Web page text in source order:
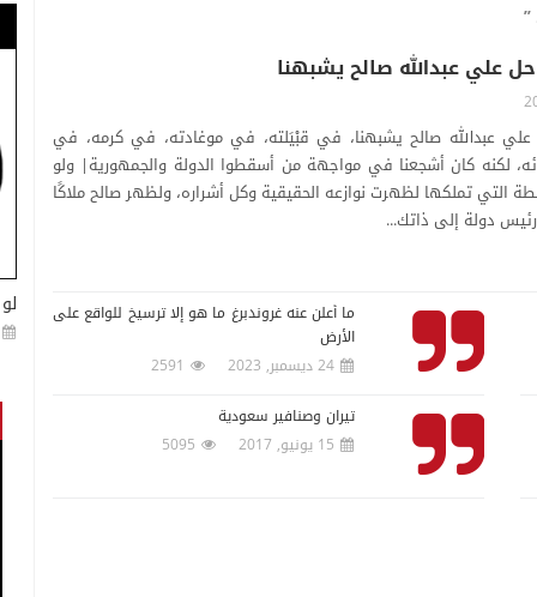
علي عبدالله صالح يشبهنا
علي عبدالله صالح يشبهنا، في قبْيَلته، في موغادته، في كرمه، في
لكنه كان أشجعنا في مواجهة من أسقطوا الدولة والجمهورية| ولو
التي تملكها لظهرت نوازعه الحقيقية وكل أشراره، ولظهر صالح ملاكًا
دولة إلى ذاتك...
ما أعلن عنه غروندبرغ ما هو إلا ترسيخ للواقع على
الأرض
24 ديسمبر, 2023
2591
تيران وصنافير سعودية
15 يونيو, 2017
5095